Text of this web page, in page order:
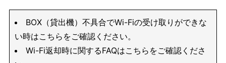
BOX（貸出機）不具合でWi-Fiの受け取りができな
い時はこちらをご確認ください。
Wi-Fi返却時に関するFAQはこちらをご確認くださ